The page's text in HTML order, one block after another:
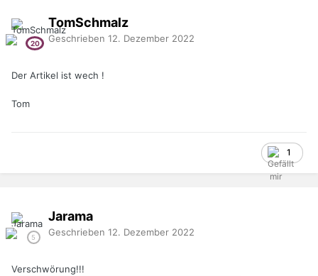
TomSchmalz
Geschrieben 12. Dezember 2022
Der Artikel ist wech !
Tom
1
Jarama
Geschrieben 12. Dezember 2022
Verschwörung!!!